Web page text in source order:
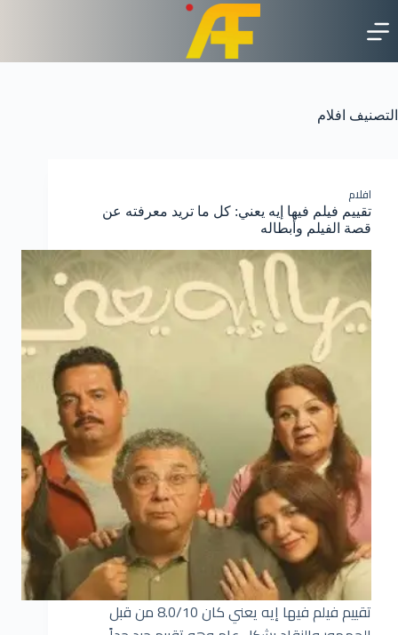
إلى
المحتوى
التصنيف افلام
افلام
تقييم فيلم فيها إيه يعني: كل ما تريد معرفته عن
قصة الفيلم وأبطاله
تقييم فيلم فيها إيه يعني كان 8.0/10 من قبل